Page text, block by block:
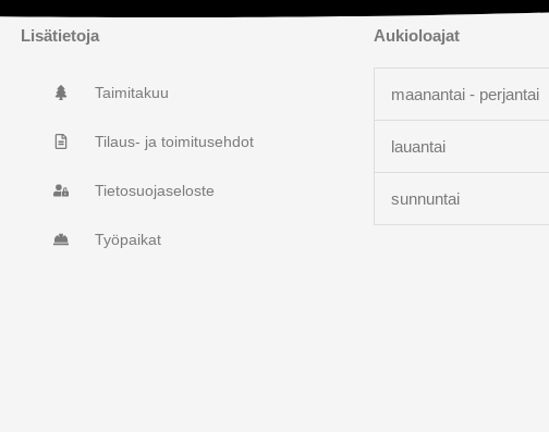
Lisätietoja
Taimitakuu
Tilaus- ja toimitusehdot
Tietosuojaseloste
Työpaikat
Aukioloajat
maanantai - perjantai
lauantai
sunnuntai